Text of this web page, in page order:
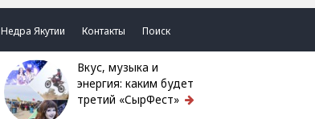
Недра Якутии Контакты Поиск
Вкус, музыка и
энергия: каким будет
третий «СырФест»